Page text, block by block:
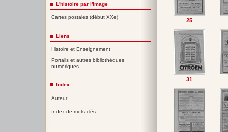
25
31
L'histoire par l'image
Cartes postales (début XXe)
Liens
Histoire et Enseignement
Portails et autres bibliothèques
numériques
Index
Auteur
Index de mots-clés